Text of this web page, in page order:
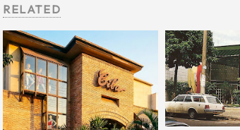
RELATED